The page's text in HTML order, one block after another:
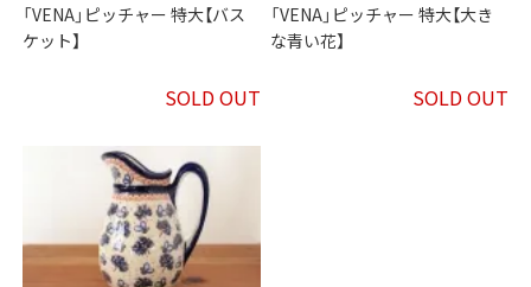
「VENA」ピッチャー 特大【バス
ケット】
SOLD OUT
「VENA」ピッチャー 特大【大き
な青い花】
SOLD OUT